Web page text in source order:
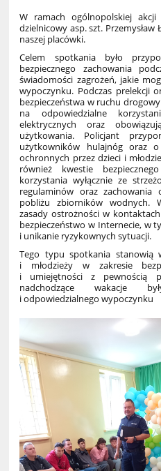
W ramach ogólnopolskiej akcji
dzielnicowy asp. szt. Przemysław
naszej placówki.
Celem spotkania było
bezpiecznego zachowania
świadomości zagrożeń, jakie
wypoczynku. Podczas prelekcji
bezpieczeństwa w ruchu
na odpowiedzialne
elektrycznych oraz
użytkowania. Policjant
użytkowników hulajnóg oraz
ochronnych przez dzieci i
również kwestie
korzystania wyłącznie ze
regulaminów oraz zachowania
pobliżu zbiorników wodnych.
zasady ostrożności w
bezpieczeństwo w Internecie, w
i unikanie ryzykownych sytuacji.
Tego typu spotkania stanowią
i młodzieży w zakresie
i umiejętności z pewnością
nadchodzące wakacje
i odpowiedzialnego wypoczynku